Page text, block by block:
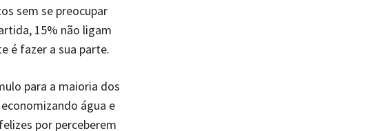
sem se preocupar
15% não ligam
é fazer a sua parte.
para a maioria dos
água e
por perceberem